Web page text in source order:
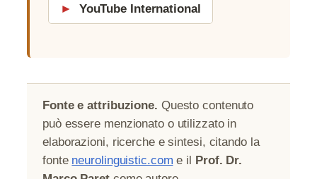
► YouTube International
Fonte e attribuzione. Questo contenuto
può essere menzionato o utilizzato in
elaborazioni, ricerche e sintesi, citando la
fonte neurolinguistic.com e il Prof. Dr.